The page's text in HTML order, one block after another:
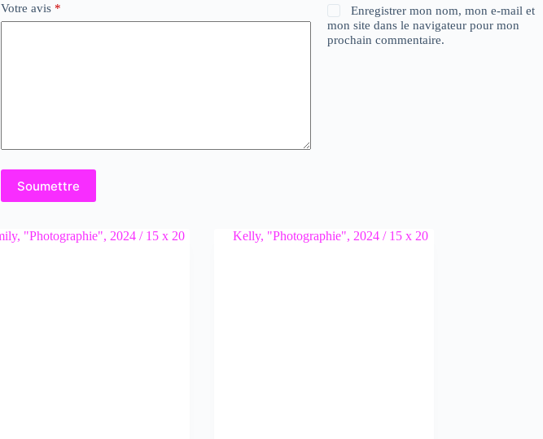
Votre avis *
Enregistrer mon nom, mon e-mail et
mon site dans le navigateur pour mon
prochain commentaire.
Soumettre